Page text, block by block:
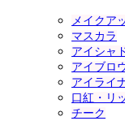
メイクア
マスカラ
アイシャ
アイブロ
アイライ
口紅・リ
チーク